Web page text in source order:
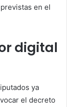
en el
digital
ya
el decreto